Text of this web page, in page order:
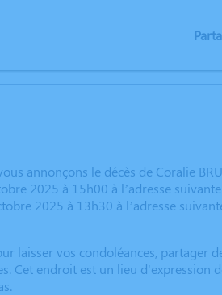
annonçons le décès de Coralie
2025 à 15h00 à l’adresse
2025 à 13h30 à l’adresse
laisser vos condoléances, partager
Cet endroit est un lieu d'expression